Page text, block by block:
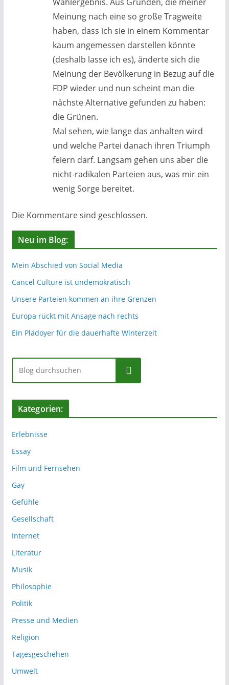
Meinung nach eine so große Tragweite
haben, dass ich sie in einem Kommentar
kaum angemessen darstellen könnte
(deshalb lasse ich es), änderte sich die
Meinung der Bevölkerung in Bezug auf die
FDP wieder und nun scheint man die
nächste Alternative gefunden zu haben:
die Grünen.
Mal sehen, wie lange das anhalten wird
und welche Partei danach ihren Triumph
feiern darf. Langsam gehen uns aber die
nicht-radikalen Parteien aus, was mir ein
wenig Sorge bereitet.
Die Kommentare sind geschlossen.
Neu im Blog:
Mein Abschied von Social Media
Cancel Culture ist undemokratisch
Unsere Parteien kommen an ihre Grenzen
Europa rückt mit Ansage nach rechts
Ein Plädoyer für die dauerhafte Winterzeit
Suchen
Kategorien:
Erlebnisse
Essay
Film und Fernsehen
Gay
Gefühle
Gesellschaft
Internet
Literatur
Musik
Philosophie
Politik
Presse und Medien
Religion
Tagesgeschehen
Umwelt